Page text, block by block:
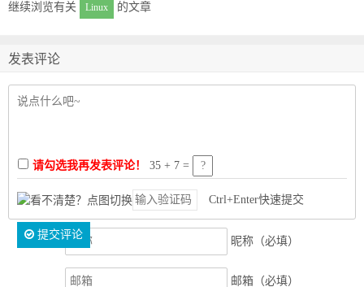
继续浏览有关 Linux 的文章
发表评论
请勾选我再发表评论！ 35 + 7 =
Ctrl+Enter快速提交
提交评论
昵称（必填）
邮箱（必填）